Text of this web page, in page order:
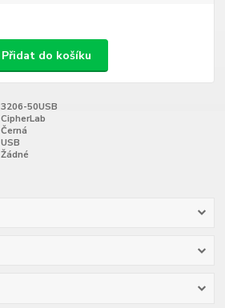
Přidat do košíku
3206-50USB
CipherLab
Černá
USB
Žádné